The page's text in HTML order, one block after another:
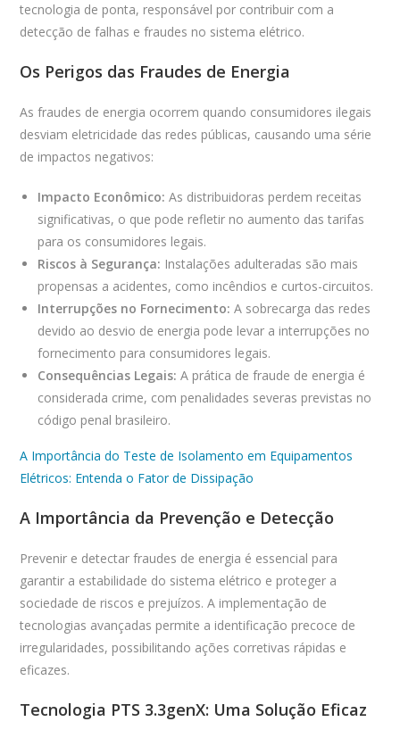
tecnologia de ponta, responsável por contribuir com a
detecção de falhas e fraudes no sistema elétrico.
Os Perigos das Fraudes de Energia
As fraudes de energia ocorrem quando consumidores ilegais
desviam eletricidade das redes públicas, causando uma série
de impactos negativos:
Impacto Econômico: As distribuidoras perdem receitas
significativas, o que pode refletir no aumento das tarifas
para os consumidores legais.
Riscos à Segurança: Instalações adulteradas são mais
propensas a acidentes, como incêndios e curtos-circuitos.
Interrupções no Fornecimento: A sobrecarga das redes
devido ao desvio de energia pode levar a interrupções no
fornecimento para consumidores legais.
Consequências Legais: A prática de fraude de energia é
considerada crime, com penalidades severas previstas no
código penal brasileiro.
A Importância do Teste de Isolamento em Equipamentos
Elétricos: Entenda o Fator de Dissipação
A Importância da Prevenção e Detecção
Prevenir e detectar fraudes de energia é essencial para
garantir a estabilidade do sistema elétrico e proteger a
sociedade de riscos e prejuízos. A implementação de
tecnologias avançadas permite a identificação precoce de
irregularidades, possibilitando ações corretivas rápidas e
eficazes.
Tecnologia PTS 3.3genX: Uma Solução Eficaz